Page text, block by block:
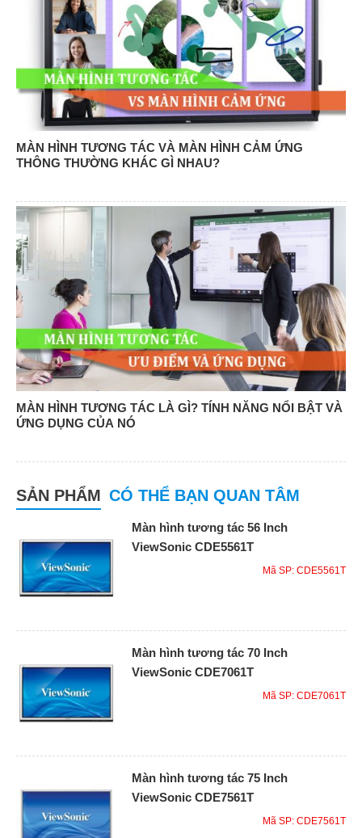
MÀN HÌNH TƯƠNG TÁC VÀ MÀN HÌNH CẢM ỨNG
THÔNG THƯỜNG KHÁC GÌ NHAU?
MÀN HÌNH TƯƠNG TÁC LÀ GÌ? TÍNH NĂNG NỔI BẬT VÀ
ỨNG DỤNG CỦA NÓ
SẢN PHẨM CÓ THỂ BẠN QUAN TÂM
Màn hình tương tác 56 Inch
ViewSonic CDE5561T
Mã SP: CDE5561T
Màn hình tương tác 70 Inch
ViewSonic CDE7061T
Mã SP: CDE7061T
Màn hình tương tác 75 Inch
ViewSonic CDE7561T
Mã SP: CDE7561T